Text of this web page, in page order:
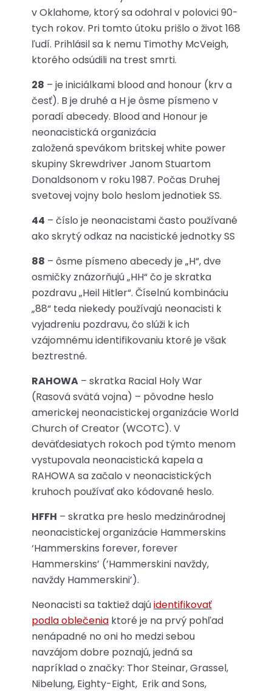
v Oklahome, ktorý sa odohral v polovici 90-
tych rokov. Pri tomto útoku prišlo o život 168
ľudí. Prihlásil sa k nemu Timothy McVeigh,
ktorého odsúdili na trest smrti.
28 – je iniciálkami blood and honour (krv a
česť). B je druhé a H je ôsme písmeno v
poradí abecedy. Blood and Honour je
neonacistická organizácia
založená spevákom britskej white power
skupiny Skrewdriver Janom Stuartom
Donaldsonom v roku 1987. Počas Druhej
svetovej vojny bolo heslom jednotiek SS.
44 – číslo je neonacistami často používané
ako skrytý odkaz na nacistické jednotky SS
88 – ôsme písmeno abecedy je „H“, dve
osmičky znázorňujú „HH“ čo je skratka
pozdravu „Heil Hitler“. Číselnú kombináciu
„88“ teda niekedy používajú neonacisti k
vyjadreniu pozdravu, čo slúži k ich
vzájomnému identifikovaniu ktoré je však
beztrestné.
RAHOWA – skratka Racial Holy War
(Rasová svätá vojna) – pôvodne heslo
americkej neonacistickej organizácie World
Church of Creator (WCOTC). V
deväťdesiatych rokoch pod týmto menom
vystupovala neonacistická kapela a
RAHOWA sa začalo v neonacistických
kruhoch používať ako kódované heslo.
HFFH – skratka pre heslo medzinárodnej
neonacistickej organizácie Hammerskins
‘Hammerskins forever, forever
Hammerskins’ (’Hammerskini navždy,
navždy Hammerskini’).
Neonacisti sa taktiež dajúidentifikovať
podla oblečenia ktoré je na prvý pohľad
nenápadné no oni ho medzi sebou
navzájom dobre poznajú, jedná sa
napríklad o značky: Thor Steinar, Grassel,
Nibelung, Eighty-Eight, Erik and Sons,